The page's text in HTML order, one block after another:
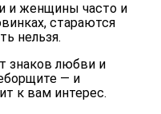
и женщины часто и
стараются
нельзя.
знаков любви и
— и
к вам интерес.